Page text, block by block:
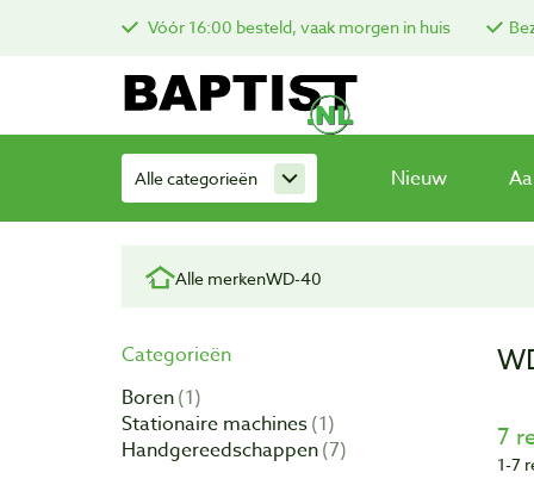
Vóór 16:00 besteld, vaak morgen in huis
Alle categorieën Nieuw
Alle merkenWD-40
Categorieën
Boren 1
Stationaire machines 1
Handgereedschappen 7 7
1-7